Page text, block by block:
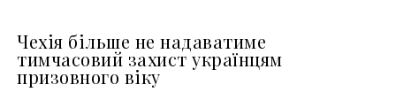
Чехія більше не надаватиме
тимчасовий захист українцям
призовного віку